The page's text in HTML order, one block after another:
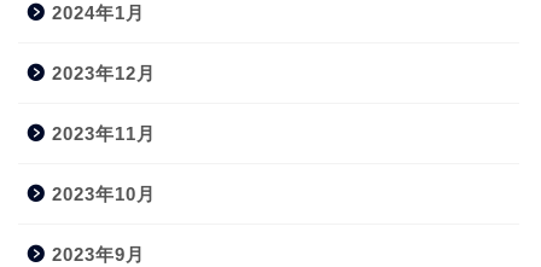
2024年1月
2023年12月
2023年11月
2023年10月
2023年9月